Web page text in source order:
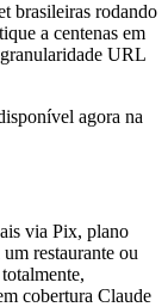
brasileiras rodando
a centenas em
URL
agora na
via Pix, plano
restaurante ou
cobertura Claude